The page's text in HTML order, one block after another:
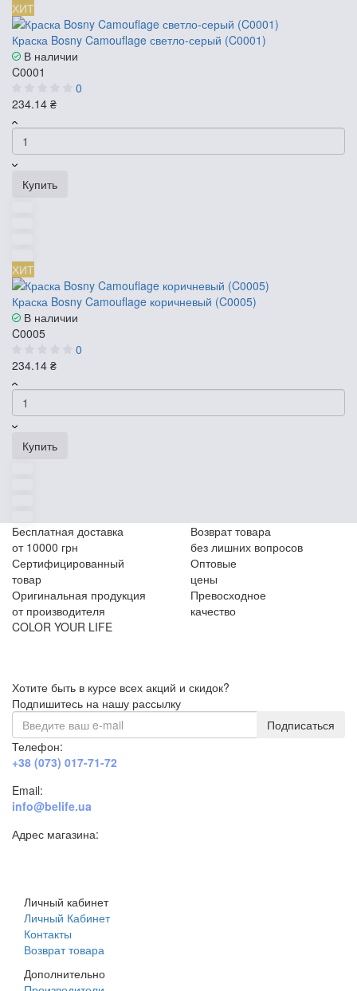
ХИТ
Краска Bosny Camouflage светло-серый (C0001)
В наличии
C0001
0
234.14 ₴
Купить
ХИТ
Краска Bosny Camouflage коричневый (C0005)
В наличии
C0005
0
234.14 ₴
Купить
Бесплатная доставка
от 10000 грн
Возврат товара
без лишних вопросов
Сертифицированный
товар
Оптовые
цены
Оригинальная продукция
от производителя
Превосходное
качество
COLOR YOUR LIFE
Хотите быть в курсе всех акций и скидок?
Подпишитесь на нашу рассылку
Подписаться
Телефон:
+38 (073) 017-71-72
Email:
info@belife.ua
Адрес магазина:
Личный кабинет
Личный Кабинет
Контакты
Возврат товара
Дополнительно